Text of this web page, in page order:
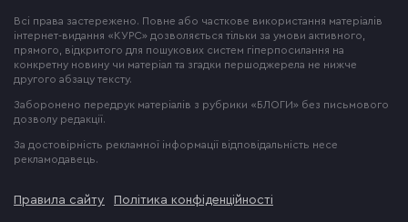
Всі права застережено. Повне або часткове використання матеріалів
інтернет-видання «КУРС» дозволяється тільки за умови активного,
прямого, відкритого для пошукових систем гіперпосилання на
конкретну новину чи матеріал та згадки першоджерела не нижче
другого абзацу тексту.
Заборонено передрук матеріалів з рубрики «БЛОГИ» без письмового
дозволу редакції.
За достовірність рекламної інформації відповідальність несе
рекламодавець.
Правила сайту Політика конфіденційності